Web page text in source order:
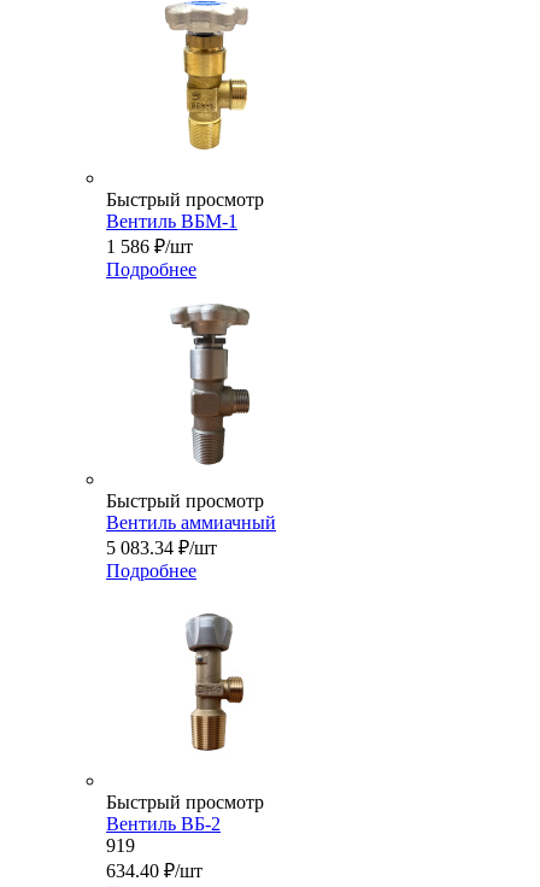
Быстрый просмотр
Вентиль ВБМ-1
1 586 ₽/шт
Подробнее
Быстрый просмотр
Вентиль аммиачный
5 083.34 ₽/шт
Подробнее
Быстрый просмотр
Вентиль ВБ-2
919
634.40 ₽/шт